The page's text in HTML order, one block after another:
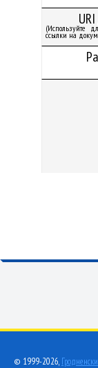
(Используйте
ссылки на
© 1999-2026,